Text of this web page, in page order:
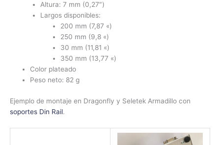
Altura: 7 mm (0,27″)
Largos disponibles:
200 mm (7,87 «)
250 mm (9,8 «)
30 mm (11,81 «)
350 mm (13,77 «)
Color plateado
Peso neto: 82 g
Ejemplo de montaje en Dragonfly y Seletek Armadillo con
soportes Din Rail.